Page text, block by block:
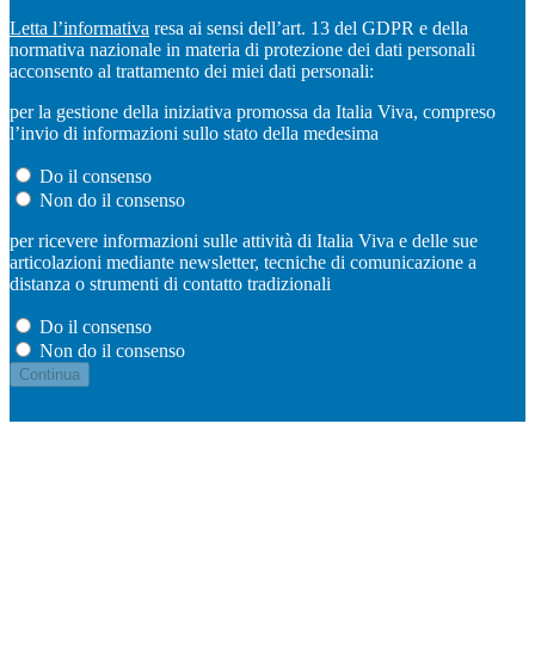
Letta l’informativa resa ai sensi dell’art. 13 del GDPR e della
normativa nazionale in materia di protezione dei dati personali
acconsento al trattamento dei miei dati personali:
per la gestione della iniziativa promossa da Italia Viva, compreso
l’invio di informazioni sullo stato della medesima
Do il consenso
Non do il consenso
per ricevere informazioni sulle attività di Italia Viva e delle sue
articolazioni mediante newsletter, tecniche di comunicazione a
distanza o strumenti di contatto tradizionali
Do il consenso
Non do il consenso